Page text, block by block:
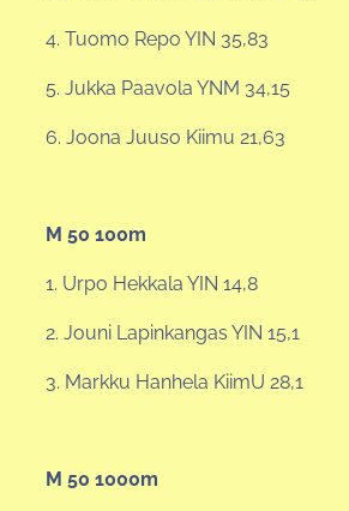
4. Tuomo Repo YIN 35,83
5. Jukka Paavola YNM 34,15
6. Joona Juuso Kiimu 21,63
M 50 100m
1. Urpo Hekkala YIN 14,8
2. Jouni Lapinkangas YIN 15,1
3. Markku Hanhela KiimU 28,1
M 50 1000m